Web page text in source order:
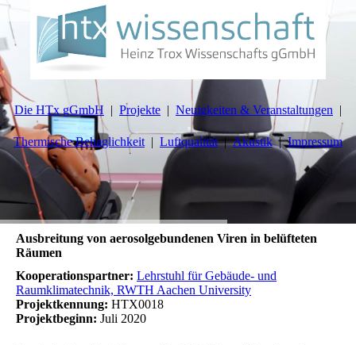
Die HTx gGmbH Projekte Neuigkeiten & Veranstaltungen
Thermische Behaglichkeit Luftqualität Akustik Impressum
Ausbreitung von aerosolgebundenen Viren in belüfteten
Räumen
Kooperationspartner: Lehrstuhl für Gebäude- und
Raumklimatechnik, RWTH Aachen University
Projektkennung: HTX0018
Projektbeginn: Juli 2020